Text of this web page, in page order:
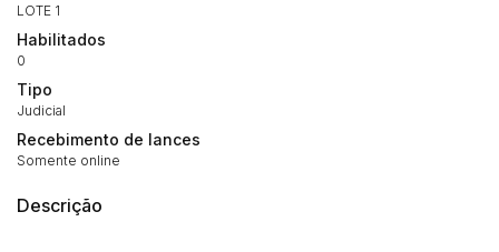
LOTE 1
Habilitados
0
Tipo
Judicial
Recebimento de lances
Somente online
Descrição